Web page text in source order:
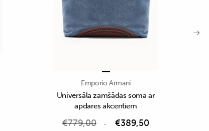
Emporio Armani
Universāla zamšādas soma ar
apdares akcentiem
€779,00 €389,50